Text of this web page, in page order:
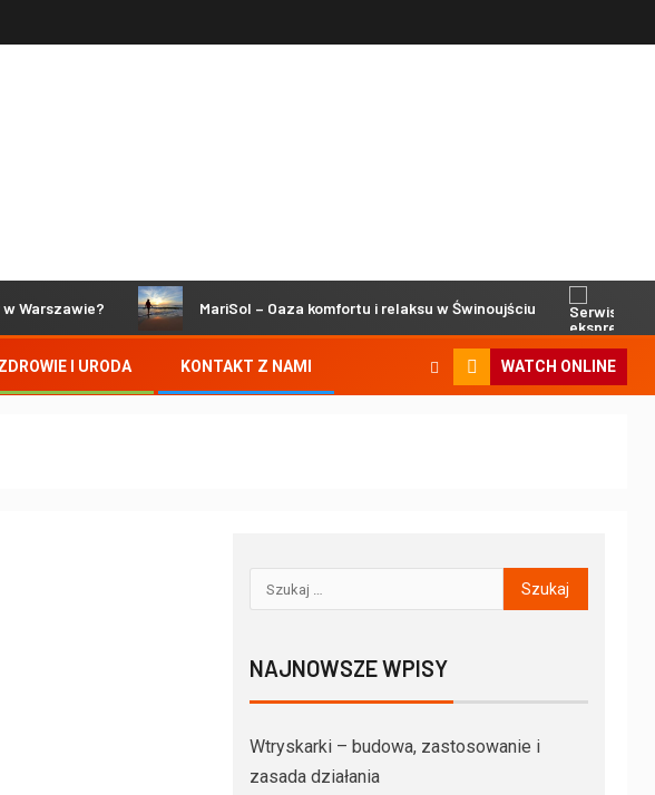
MariSol – Oaza komfortu i relaksu w Świnoujściu
I URODA KONTAKT Z NAMI WATCH ONLINE
NAJNOWSZE WPISY
Wtryskarki – budowa, zastosowanie i
zasada działania